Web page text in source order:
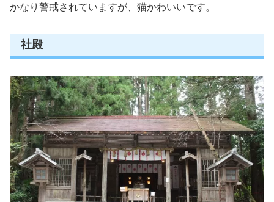
かなり警戒されていますが、猫かわいいです。
社殿